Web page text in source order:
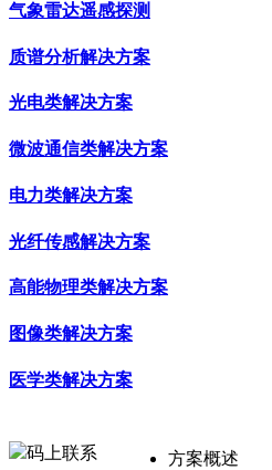
气象雷达遥感探测
质谱分析解决方案
光电类解决方案
微波通信类解决方案
电力类解决方案
光纤传感解决方案
高能物理类解决方案
图像类解决方案
医学类解决方案
方案概述
码上联系